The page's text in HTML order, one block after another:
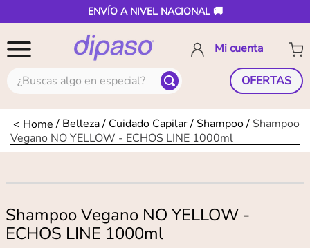
ENVÍO A NIVEL NACIONAL 🚚
¿Buscas algo en especial? OFERTAS
Belleza Cuidado Capilar Shampoo
Shampoo
Vegano NO YELLOW - ECHOS LINE 1000ml
Shampoo Vegano NO YELLOW -
ECHOS LINE 1000ml